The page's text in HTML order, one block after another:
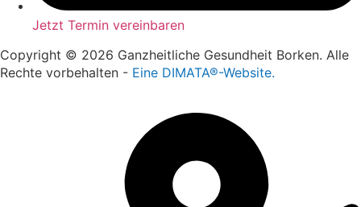
Jetzt Termin vereinbaren
Copyright © 2026 Ganzheitliche Gesundheit Borken. Alle
Rechte vorbehalten - Eine DIMATA®-Website.